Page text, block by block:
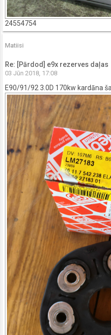
24554754
Matiisi
Re: [Pārdod] e9x rezerves daļas
03 Jūn 2018, 17:08
E90/91/92 3.0D 170kw kardāna